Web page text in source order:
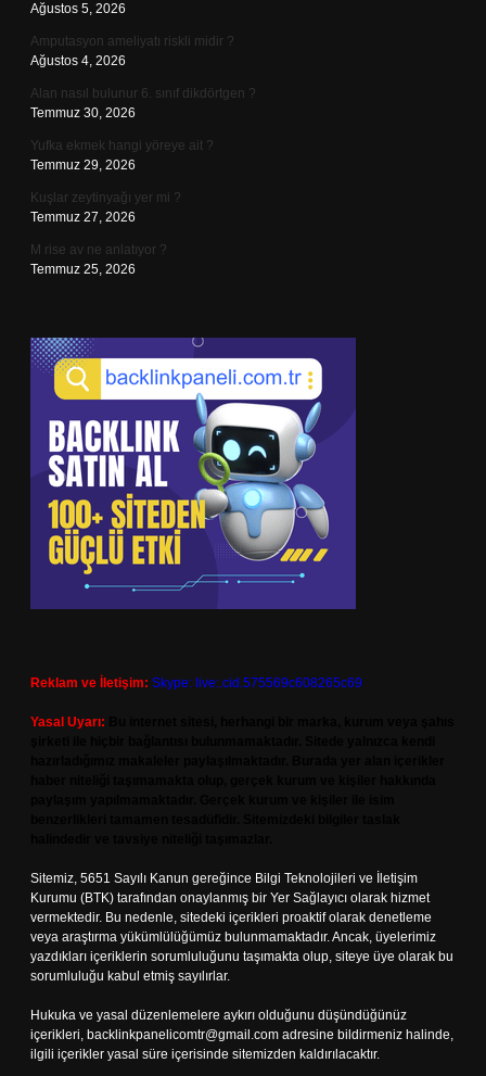
Ağustos 5, 2026
Amputasyon ameliyatı riskli midir ?
Ağustos 4, 2026
Alan nasıl bulunur 6. sınıf dikdörtgen ?
Temmuz 30, 2026
Yufka ekmek hangi yöreye ait ?
Temmuz 29, 2026
Kuşlar zeytinyağı yer mi ?
Temmuz 27, 2026
M rise av ne anlatıyor ?
Temmuz 25, 2026
Reklam ve İletişim: Skype: live:.cid.575569c608265c69
Yasal Uyarı:
Sitemiz, 5651 Sayılı Kanun gereğince Bilgi Teknolojileri ve İletişim
Kurumu (BTK) tarafından onaylanmış bir Yer Sağlayıcı olarak hizmet
vermektedir. Bu nedenle, sitedeki içerikleri proaktif olarak denetleme
veya araştırma yükümlülüğümüz bulunmamaktadır. Ancak, üyelerimiz
yazdıkları içeriklerin sorumluluğunu taşımakta olup, siteye üye olarak bu
sorumluluğu kabul etmiş sayılırlar.
Hukuka ve yasal düzenlemelere aykırı olduğunu düşündüğünüz
içerikleri, backlinkpanelicomtr@gmail.com adresine bildirmeniz halinde,
ilgili içerikler yasal süre içerisinde sitemizden kaldırılacaktır.